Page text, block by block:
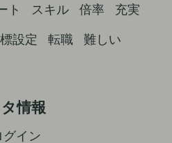
ト スキル 倍率
充実
設定 転職 難しい
情報
グイン